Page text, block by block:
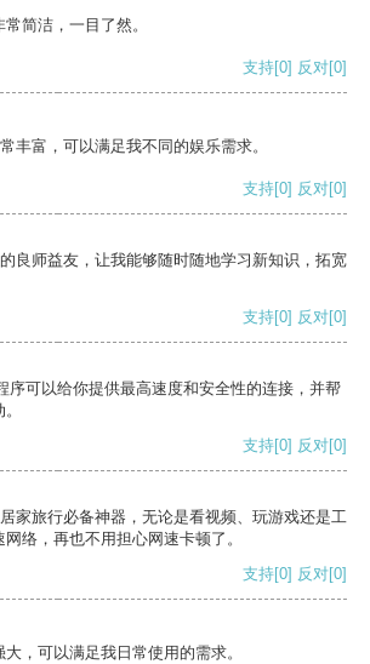
简洁，一目了然。
支持[0] 反对[0]
丰富，可以满足我不同的娱乐需求。
支持[0] 反对[0]
良师益友，让我能够随时随地学习新知识，拓宽
支持[0] 反对[0]
序可以给你提供最高速度和安全性的连接，并帮
支持[0] 反对[0]
家旅行必备神器，无论是看视频、玩游戏还是工
络，再也不用担心网速卡顿了。
支持[0] 反对[0]
，可以满足我日常使用的需求。